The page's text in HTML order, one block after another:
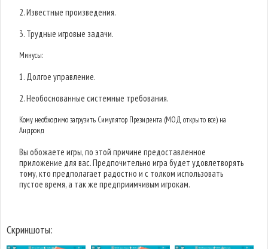
2. Известные произведения.
3. Трудные игровые задачи.
Минусы:
1. Долгое управление.
2. Необоснованные системные требования.
Кому необходимо загрузить Симулятор Президента (МОД открыто все) на
Андроид
Вы обожаете игры, по этой причине предоставленное
приложение для вас. Предпочительно игра будет удовлетворять
тому, кто предполагает радостно и с толком использовать
пустое время, а так же предприимчивым игрокам.
Скриншоты: